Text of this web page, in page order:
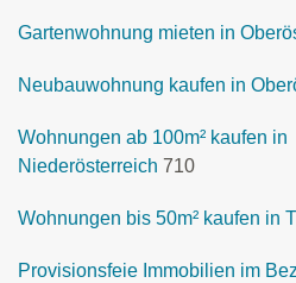
Gartenwohnung mieten in
Neubauwohnung kaufen in
Wohnungen ab 100m² kaufen in
Niederösterreich 710
Wohnungen bis 50m² kaufen in
Provisionsfeie Immobilien im